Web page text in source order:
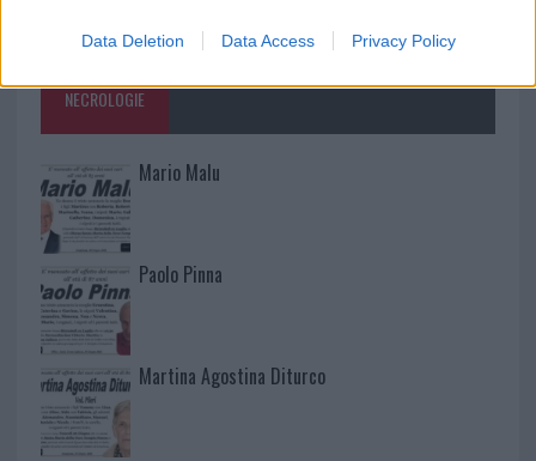
Data Deletion Data Access Privacy Policy
NECROLOGIE
Mario Malu
Paolo Pinna
Martina Agostina Diturco